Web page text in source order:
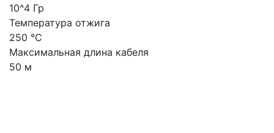
10^4 Гр
Температура отжига
250 °C
Максимальная длина кабеля
50 м